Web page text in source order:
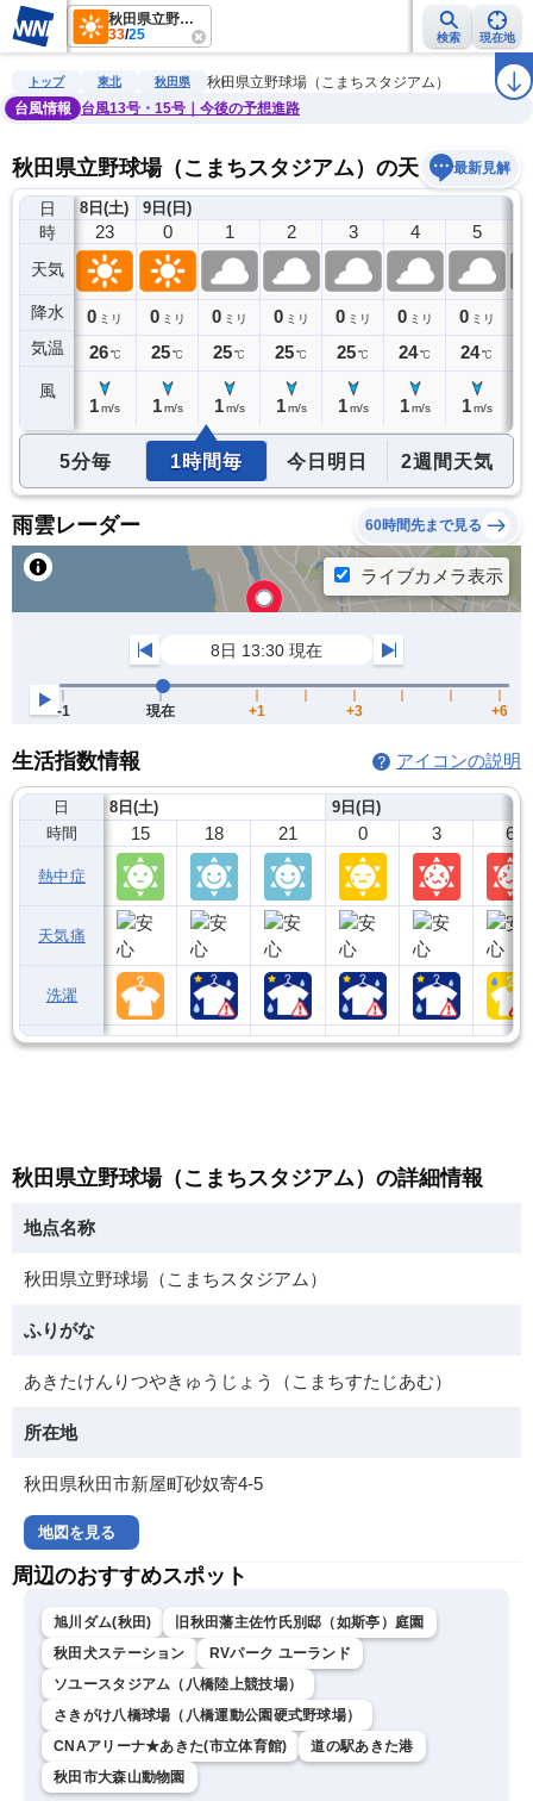
秋田県立野球場（こまちスタジアム）
33/25 検索 現在地
雨雲レーダー 台風情報 地震情報 警報・注意報 2週間天気 ラ
トップ 東北 秋田県
秋田県立野球場（こまちスタジアム）
台風情報
台風13号・15号｜今後の予想進路
秋田県立野球場（こまちスタジアム）の天気予報最新見解
日
時
天気
降水
気温
風
8日(土)
22
0ミリ
26℃
23
0 ミリ
26 ℃
1m/s
9日(日)
0
0 ミリ
25℃
1 m/s
1
0 ミリ
25℃
1 m/s
2
0 ミリ
25℃
1 m/s
3
0 ミリ
25℃
1 m/s
4
0 ミリ
24℃
1 m/s
5
0 ミリ
24℃
1 m/s
5分毎 1時間毎 今日明日 2週間天気
雨雲レーダー 60時間先まで見る
生活指数情報 アイコンの説明
日
時間
熱中症
天気痛
洗濯
8日(土)
15 18 21
9日(日)
0 3 6
秋田県立野球場（こまちスタジアム）の詳細情報
地点名称
秋田県立野球場（こまちスタジアム）
ふりがな
あきたけんりつやきゅうじょう（こまちすたじあむ）
所在地
秋田県秋田市新屋町砂奴寄4-5
地図を見る
周辺のおすすめスポット
旭川ダム(秋田)
旧秋田藩主佐竹氏別邸（如斯亭）庭園
秋田犬ステーション
RVパーク ユーランド
ソユースタジアム（八橋陸上競技場）
さきがけ八橋球場（八橋運動公園硬式野球場）
CNAアリーナ★あきた(市立体育館)
道の駅あきた港
秋田市大森山動物園